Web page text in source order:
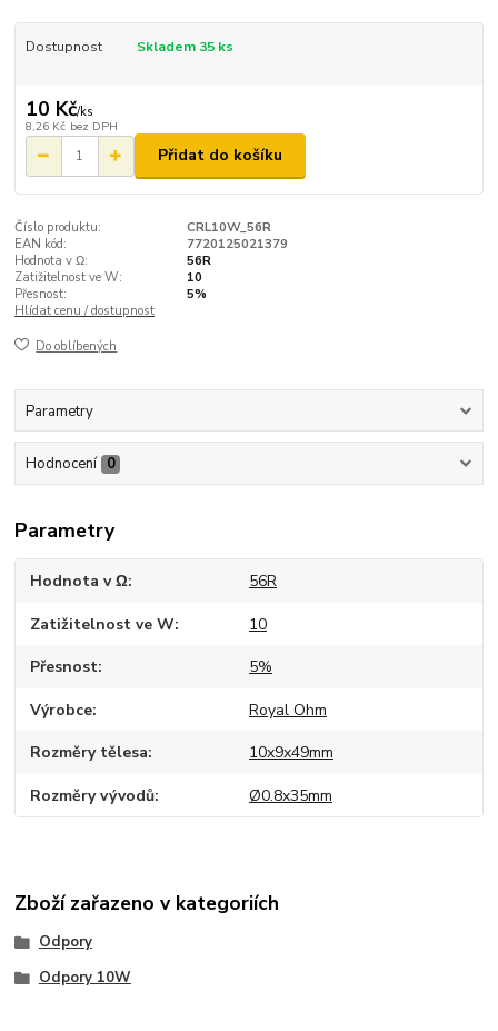
Dostupnost Skladem 35 ks
10 Kč/ks
8,26 Kč bez DPH
Přidat do košíku
Číslo produktu:
CRL10W_56R
EAN kód:
7720125021379
Hodnota v Ω:
56R
Zatižitelnost ve W:
10
Přesnost:
5%
Hlídat cenu / dostupnost
Do oblíbených
Parametry
Hodnocení 0
Parametry
Hodnota v Ω 56R
Zatižitelnost ve W 10
Přesnost 5%
Výrobce Royal Ohm
Rozměry tělesa 10x9x49mm
Rozměry vývodů Ø0.8x35mm
Zboží zařazeno v kategoriích
Odpory
Odpory 10W